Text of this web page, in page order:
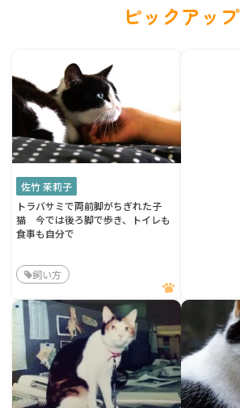
ピックアップ
佐竹 茉莉子
トラバサミで両前脚がちぎれた子
猫 今では後ろ脚で歩き、トイレも
食事も自分で
飼い方